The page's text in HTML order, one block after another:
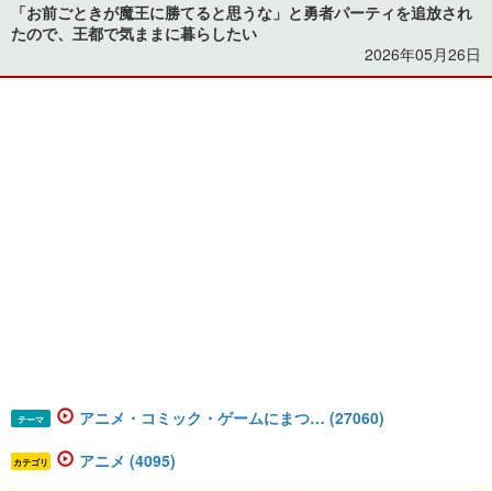
「お前ごときが魔王に勝てると思うな」と勇者パーティを追放され
たので、王都で気ままに暮らしたい
2026年05月26日
テーマ アニメ・コミック・ゲームにまつ… (27060)
カテゴリ アニメ (4095)